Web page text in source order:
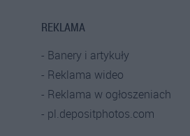
REKLAMA
Banery i artykuły
Reklama wideo
Reklama w ogłoszeniach
pl.depositphotos.com